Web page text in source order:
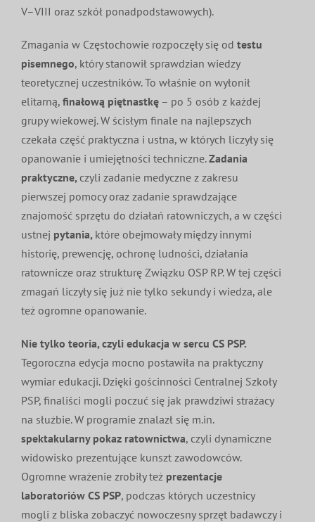
V–VIII oraz szkół ponadpodstawowych).
Zmagania w Częstochowie rozpoczęły się od testu
pisemnego, który stanowił sprawdzian wiedzy
teoretycznej uczestników. To właśnie on wyłonił
elitarną, finałową piętnastkę – po 5 osób z każdej
grupy wiekowej. W ścisłym finale na najlepszych
czekała część praktyczna i ustna, w których liczyły się
opanowanie i umiejętności techniczne.Zadania
praktyczne, czyli zadanie medyczne z zakresu
pierwszej pomocy oraz zadanie sprawdzające
znajomość sprzętu do działań ratowniczych, a w części
ustnej pytania, które obejmowały między innymi
historię, prewencję, ochronę ludności, działania
ratownicze oraz strukturę Związku OSP RP. W tej części
zmagań liczyły się już nie tylko sekundy i wiedza, ale
też ogromne opanowanie.
Nie tylko teoria, czyli edukacja w sercu CS PSP.
Tegoroczna edycja mocno postawiła na praktyczny
wymiar edukacji. Dzięki gościnności Centralnej Szkoły
PSP, finaliści mogli poczuć się jak prawdziwi strażacy
na służbie. W programie znalazł się m.in.
spektakularny pokaz ratownictwa, czyli dynamiczne
widowisko prezentujące kunszt zawodowców.
Ogromne wrażenie zrobiły też prezentacje
laboratoriów CS PSP, podczas których uczestnicy
mogli z bliska zobaczyć nowoczesny sprzęt badawczy i